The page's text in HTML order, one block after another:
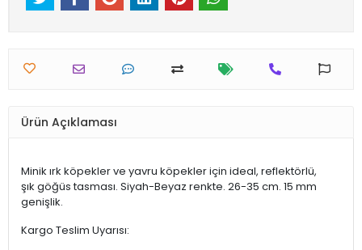
Ürün Açıklaması
Minik ırk köpekler ve yavru köpekler için ideal, reflektörlü,
şık göğüs tasması. Siyah-Beyaz renkte. 26-35 cm. 15 mm
genişlik.
Kargo Teslim Uyarısı: